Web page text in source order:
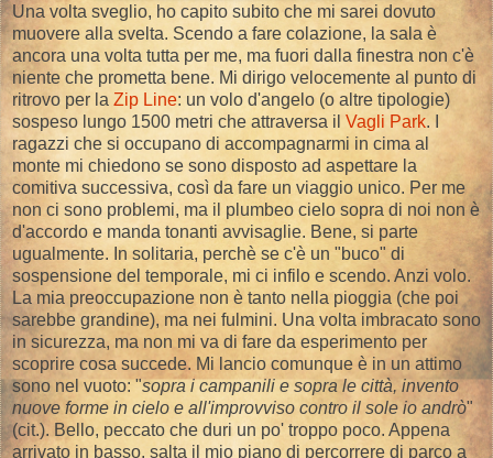
Una volta sveglio, ho capito subito che mi sarei dovuto
muovere alla svelta. Scendo a fare colazione, la sala è
ancora una volta tutta per me, ma fuori dalla finestra non c'è
niente che prometta bene. Mi dirigo velocemente al punto di
ritrovo per la Zip Line: un volo d'angelo (o altre tipologie)
sospeso lungo 1500 metri che attraversa il Vagli Park. I
ragazzi che si occupano di accompagnarmi in cima al
monte mi chiedono se sono disposto ad aspettare la
comitiva successiva, così da fare un viaggio unico. Per me
non ci sono problemi, ma il plumbeo cielo sopra di noi non è
d'accordo e manda tonanti avvisaglie. Bene, si parte
ugualmente. In solitaria, perchè se c'è un "buco" di
sospensione del temporale, mi ci infilo e scendo. Anzi volo.
La mia preoccupazione non è tanto nella pioggia (che poi
sarebbe grandine), ma nei fulmini. Una volta imbracato sono
in sicurezza, ma non mi va di fare da esperimento per
scoprire cosa succede. Mi lancio comunque è in un attimo
sono nel vuoto: "sopra i campanili e sopra le città, invento
nuove forme in cielo e all'improvviso contro il sole io andrò"
(cit.). Bello, peccato che duri un po' troppo poco. Appena
arrivato in basso, salta il mio piano di percorrere di parco a